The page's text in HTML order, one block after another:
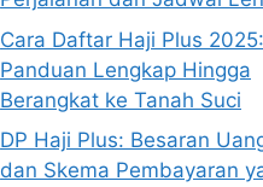
Cara Daftar Haji Plus 2025:
Panduan Lengkap Hingga
Berangkat ke Tanah Suci
DP Haji Plus: Besaran
dan Skema Pembayaran